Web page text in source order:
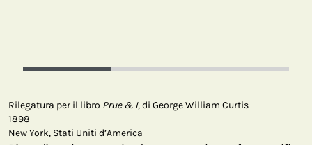
Rilegatura per il libro Prue & I, di George William Curtis
1898
New York, Stati Uniti d’America